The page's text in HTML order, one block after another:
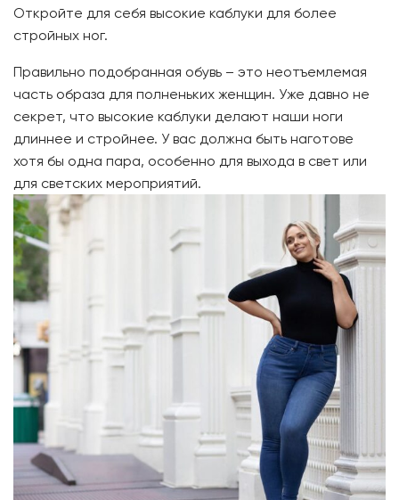
Откройте для себя высокие каблуки для более
стройных ног.
Правильно подобранная обувь – это неотъемлемая
часть образа для полненьких женщин. Уже давно не
секрет, что высокие каблуки делают наши ноги
длиннее и стройнее. У вас должна быть наготове
хотя бы одна пара, особенно для выхода в свет или
для светских мероприятий.